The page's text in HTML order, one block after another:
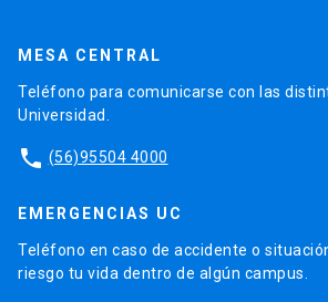
MESA CENTRAL
Teléfono para comunicarse con las
Universidad.
phone (56)95504 4000
EMERGENCIAS UC
Teléfono en caso de accidente o
riesgo tu vida dentro de algún campus.